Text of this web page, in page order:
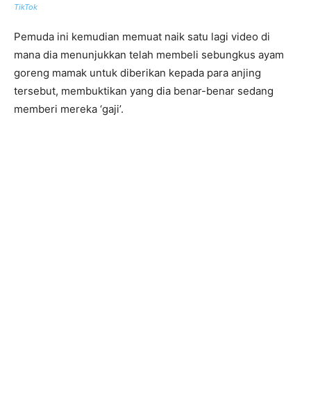
TikTok
Pemuda ini kemudian memuat naik satu lagi video di
mana dia menunjukkan telah membeli sebungkus ayam
goreng mamak untuk diberikan kepada para anjing
tersebut, membuktikan yang dia benar-benar sedang
memberi mereka ‘gaji’.